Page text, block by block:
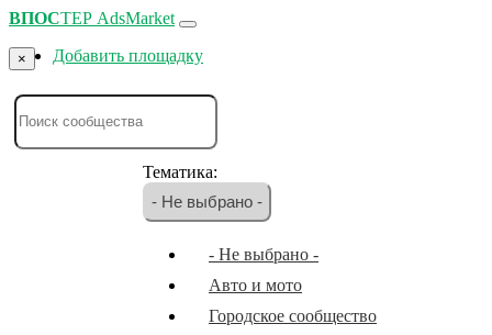
ВПОСТЕР AdsMarket
Добавить площадку
×
Тематика:
- Не выбрано -
- Не выбрано -
Авто и мото
Городское сообщество